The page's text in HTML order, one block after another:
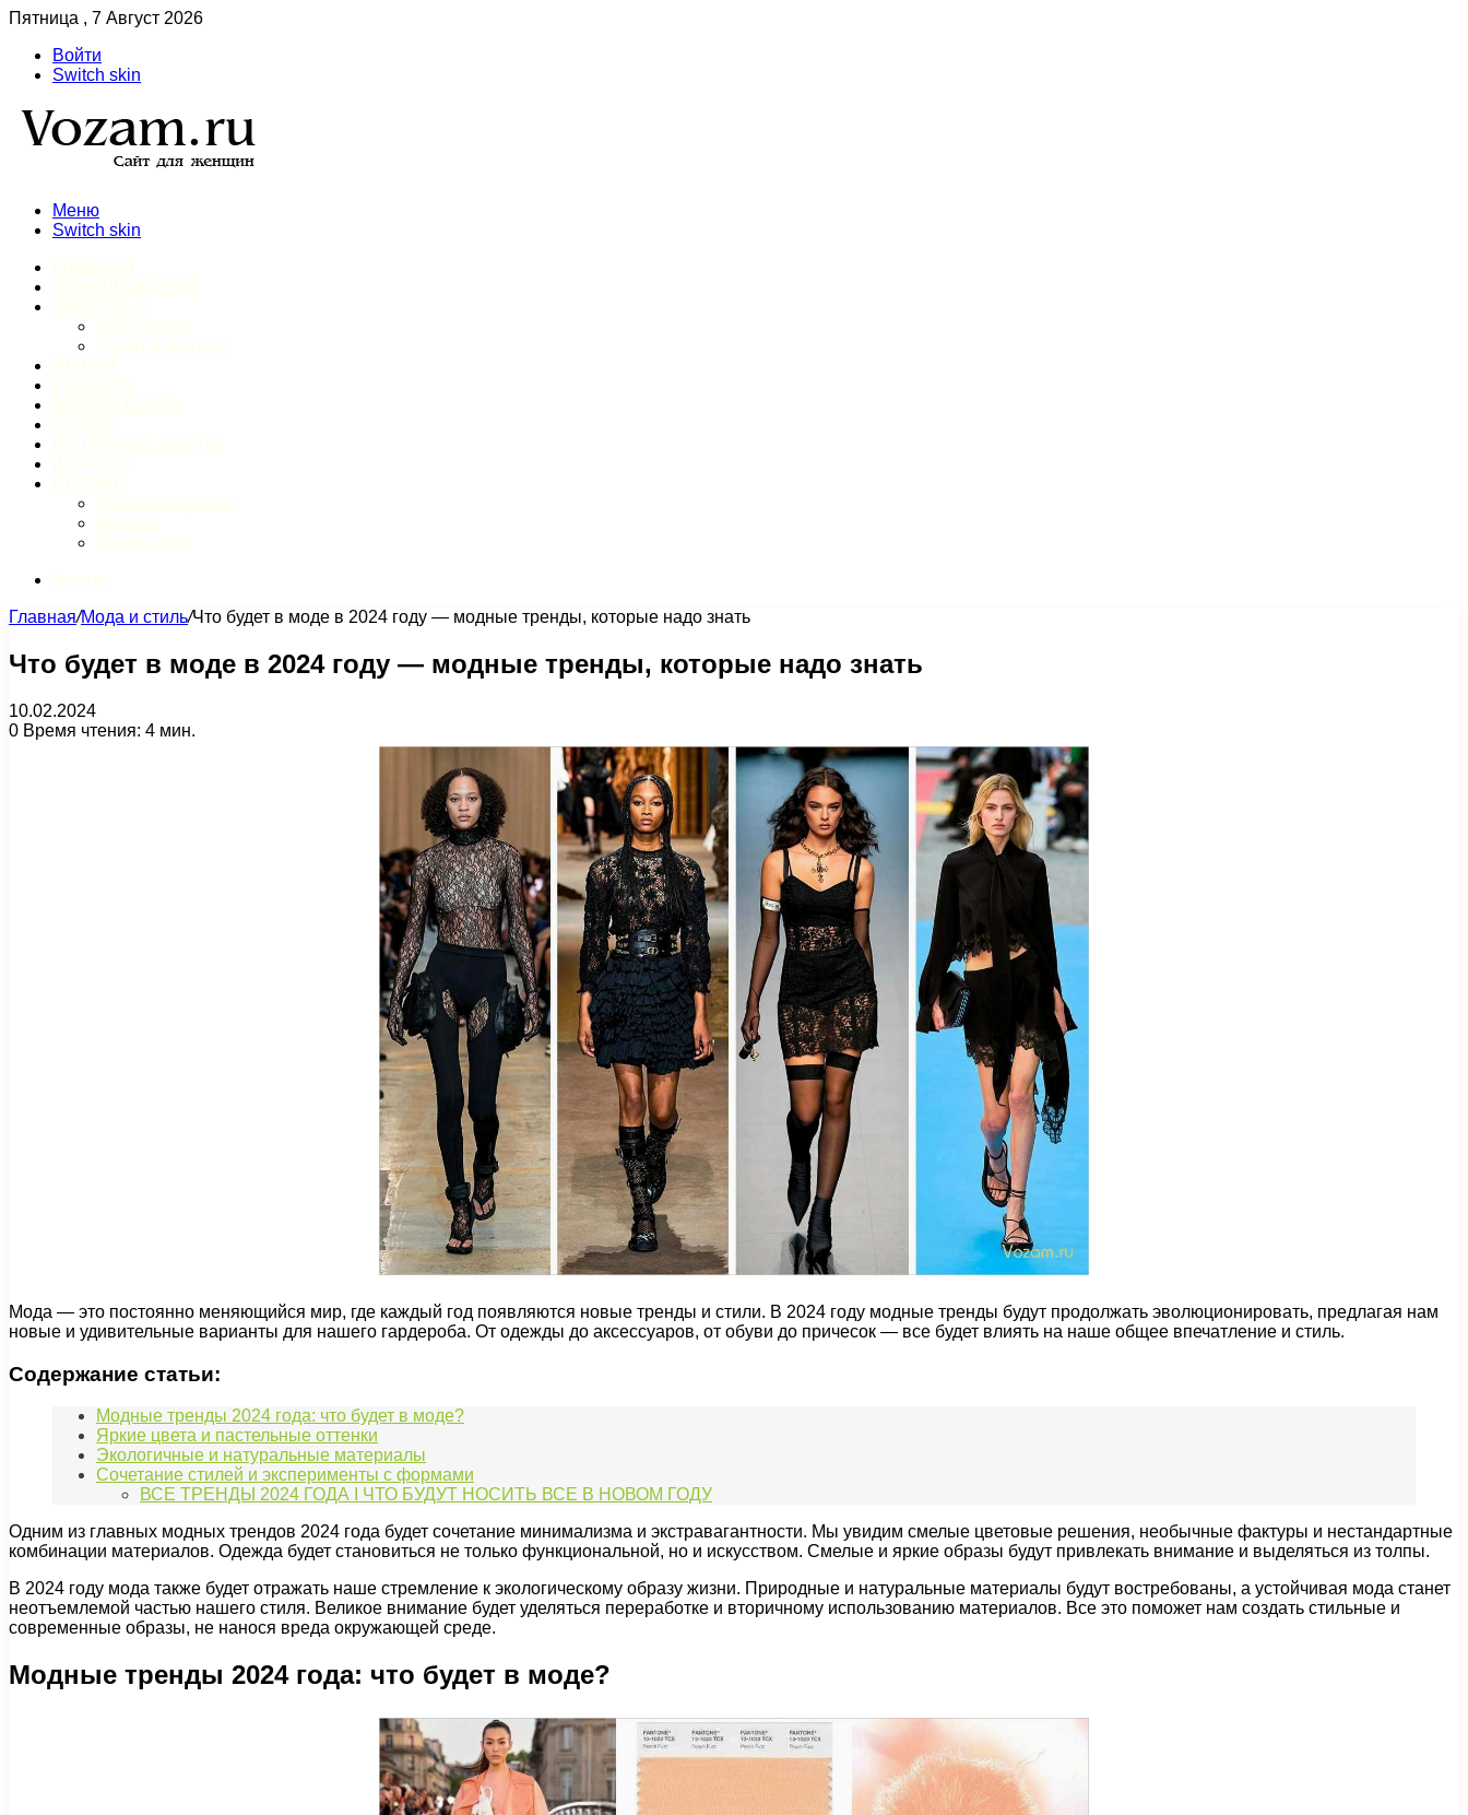
Пятница , 7 Август 2026
Войти
Switch skin
Меню
Switch skin
Главная/Мода и стиль/Что будет в моде в 2024 году — модные тренды, которые надо знать
Что будет в моде в 2024 году — модные тренды, которые надо знать
10.02.2024
0 Время чтения: 4 мин.
Мода — это постоянно меняющийся мир, где каждый год появляются новые тренды и стили. В 2024 году модные тренды будут продолжать эволюционировать, предлагая нам
новые и удивительные варианты для нашего гардероба. От одежды до аксессуаров, от обуви до причесок — все будет влиять на наше общее впечатление и стиль.
Содержание статьи:
Модные тренды 2024 года: что будет в моде?
Яркие цвета и пастельные оттенки
Экологичные и натуральные материалы
Сочетание стилей и эксперименты с формами
ВСЕ ТРЕНДЫ 2024 ГОДА I ЧТО БУДУТ НОСИТЬ ВСЕ В НОВОМ ГОДУ
Одним из главных модных трендов 2024 года будет сочетание минимализма и экстравагантности. Мы увидим смелые цветовые решения, необычные фактуры и нестандартные
комбинации материалов. Одежда будет становиться не только функциональной, но и искусством. Смелые и яркие образы будут привлекать внимание и выделяться из толпы.
В 2024 году мода также будет отражать наше стремление к экологическому образу жизни. Природные и натуральные материалы будут востребованы, а устойчивая мода станет
неотъемлемой частью нашего стиля. Великое внимание будет уделяться переработке и вторичному использованию материалов. Все это поможет нам создать стильные и
современные образы, не нанося вреда окружающей среде.
Модные тренды 2024 года: что будет в моде?